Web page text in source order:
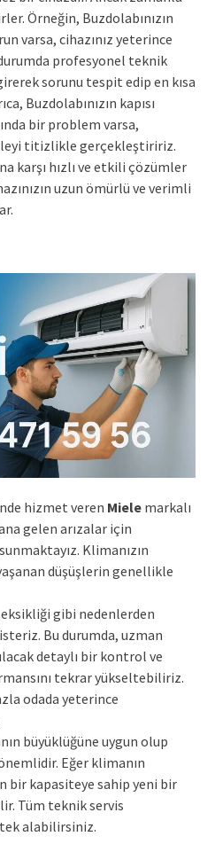
Örneğin, Buzdolabınızın
varsa, cihazınız yeterince
profesyonel teknik
sorunu tespit edip en kısa
Buzdolabınızın kapısı
bir problem varsa,
titizlikle gerçekleştiririz.
karşı hızlı ve etkili çözümler
uzun ömürlü ve verimli
hizmet veren Mielemarkalı
gelen arızalar için
Klimanızın
düşüşlerin genellikle
gibi nedenlerden
Bu durumda, uzman
detaylı bir kontrol ve
tekrar yükseltebiliriz.
odada yeterince
büyüklüğüne uygun olup
Eğer klimanın
bir kapasiteye sahip yeni bir
Tüm teknik servis
alabilirsiniz.